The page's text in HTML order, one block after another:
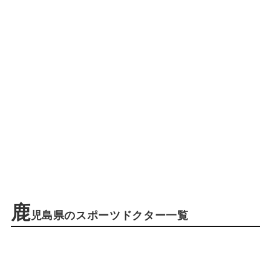
鹿児島県のスポーツドクター一覧